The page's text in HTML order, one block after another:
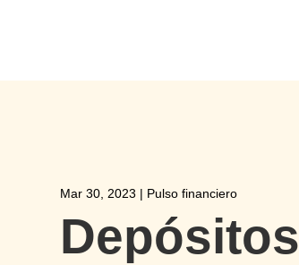
Mar 30, 2023 | Pulso financiero